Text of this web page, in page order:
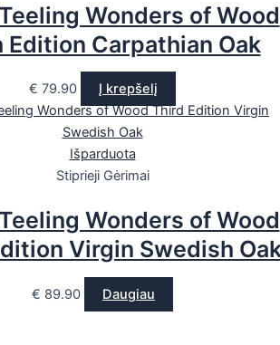
Wonders of Wood
Edition Carpathian Oak
€ 79.90 Į krepšelį
Išparduota
Stiprieji Gėrimai
Wonders of Wood
Virgin Swedish
€ 89.90 Daugiau